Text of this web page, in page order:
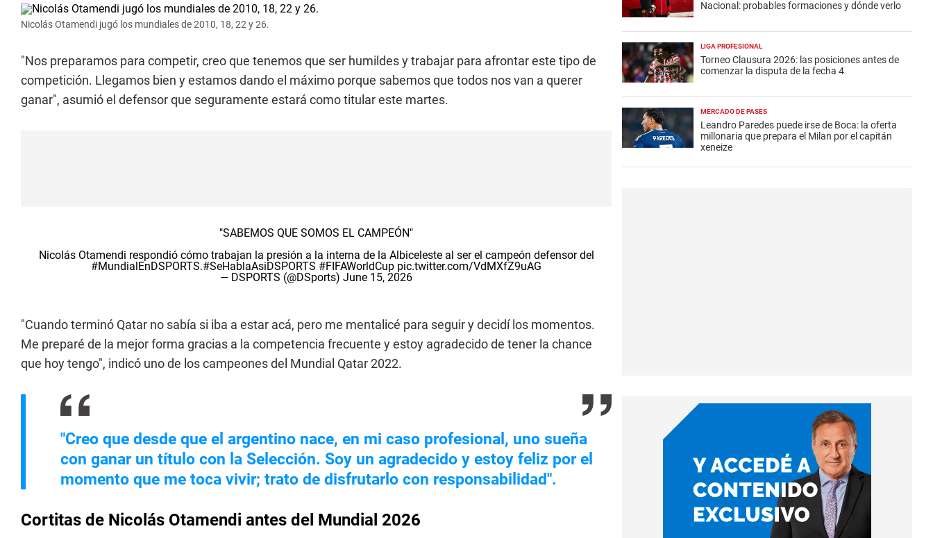
Nicolás Otamendi jugó los mundiales de 2010, 18, 22 y 26.
"Nos preparamos para competir, creo que tenemos que ser humildes y trabajar para afrontar este tipo de
competición. Llegamos bien y estamos dando el máximo porque sabemos que todos nos van a querer
ganar", asumió el defensor que seguramente estará como titular este martes.
"SABEMOS QUE SOMOS EL CAMPEÓN"
Nicolás Otamendi respondió cómo trabajan la presión a la interna de la Albiceleste al ser el campeón defensor del
#MundialEnDSPORTS.#SeHablaAsiDSPORTS #FIFAWorldCup pic.twitter.com/VdMXfZ9uAG
— DSPORTS (@DSports) June 15, 2026
"Cuando terminó Qatar no sabía si iba a estar acá, pero me mentalicé para seguir y decidí los momentos.
Me preparé de la mejor forma gracias a la competencia frecuente y estoy agradecido de tener la chance
que hoy tengo", indicó uno de los campeones del Mundial Qatar 2022.
"Creo que desde que el argentino nace, en mi caso profesional, uno sueña
con ganar un título con la Selección. Soy un agradecido y estoy feliz por el
momento que me toca vivir; trato de disfrutarlo con responsabilidad".
Cortitas de Nicolás Otamendi antes del Mundial 2026
Nacional: probables formaciones y dónde verlo
LIGA PROFESIONAL
Torneo Clausura 2026: las posiciones antes de
comenzar la disputa de la fecha 4
MERCADO DE PASES
Leandro Paredes puede irse de Boca: la oferta
millonaria que prepara el Milan por el capitán
xeneize